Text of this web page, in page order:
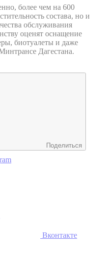
более чем на 600
состава, но и
обслуживания
оценят оснащение
биотуалеты и даже
Дагестана.
Поделиться
Вконтакте